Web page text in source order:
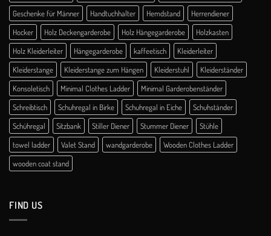
Geschenke für Männer
Handtuchhalter Hemdstand
Herrendiener
Hocker
Holz Deckengarderobe Holz Hängegarderobe
Holzkasten
Holz Kleiderleiter
Hängegarderobe kaffeetisch
Kleiderleiter
Kleiderstange
Kleiderstange zum Hängen Kleiderstuhl
Kleiderständer
Konsoletisch
Minimal Clothes Ladder
Minimal Garderobenständer
Schreibtisch
Schuhregal in Birke Schuhregal in Eiche
Schuhständer
Schühregal
Sitzbank Stiller Diener Stummer Diener
Stühle
towel ladder
Valet Stand wandgarderobe
Wooden Clothes Ladder
wooden coat stand
FIND US